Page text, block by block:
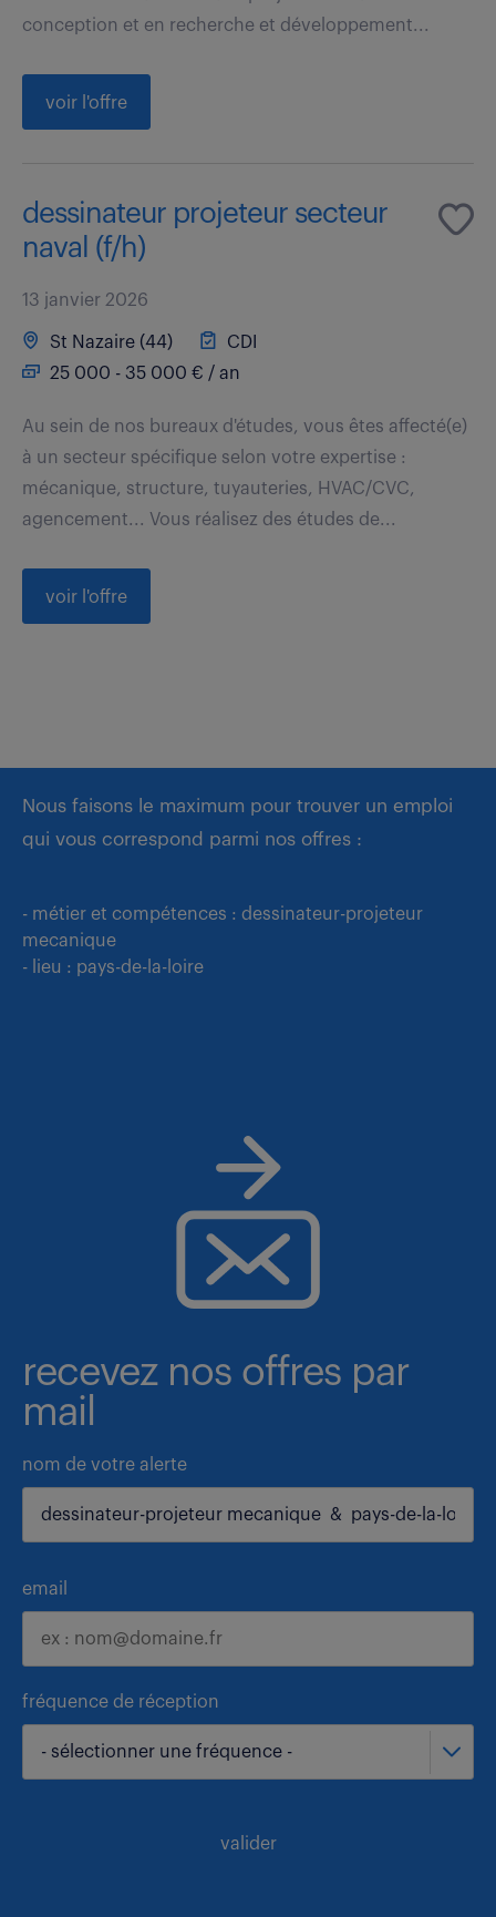
conception et en recherche et développement...
voir l'offre
dessinateur projeteur secteur
naval (f/h)
13 janvier 2026
St Nazaire (44)
CDI
25 000 - 35 000 € / an
Au sein de nos bureaux d'études, vous êtes affecté(e)
à un secteur spécifique selon votre expertise :
mécanique, structure, tuyauteries, HVAC/CVC,
agencement... Vous réalisez des études de...
voir l'offre
Nous faisons le maximum pour trouver un emploi
qui vous correspond parmi nos offres :
- métier et compétences : dessinateur-projeteur
mecanique
- lieu : pays-de-la-loire
recevez nos offres par
mail
nom de votre alerte
email
fréquence de réception
- sélectionner une fréquence -
valider